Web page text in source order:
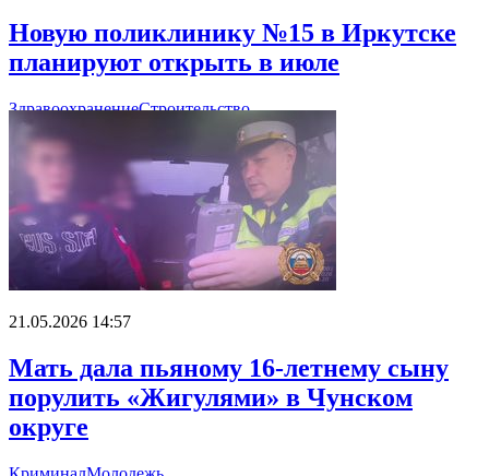
Новую поликлинику №15 в Иркутске
планируют открыть в июле
ЗдравоохранениеСтроительство
21.05.2026 14:57
Мать дала пьяному 16-летнему сыну
порулить «Жигулями» в Чунском
округе